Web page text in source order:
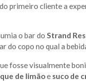
primeiro cliente a
o bar do Strand
do copo no qual a
fosse visualmente
de limãoe suco de